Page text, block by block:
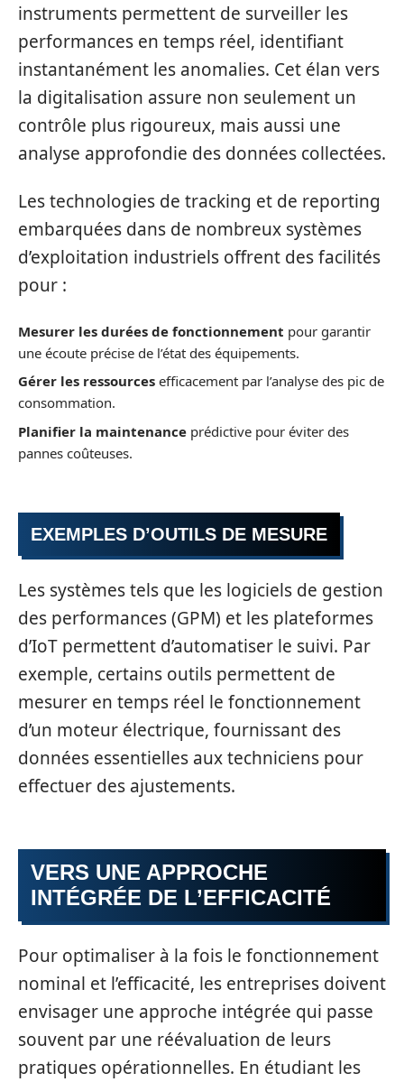
instruments permettent de surveiller les
performances en temps réel, identifiant
instantanément les anomalies. Cet élan vers
la digitalisation assure non seulement un
contrôle plus rigoureux, mais aussi une
analyse approfondie des données collectées.
Les technologies de tracking et de reporting
embarquées dans de nombreux systèmes
d’exploitation industriels offrent des facilités
pour :
Mesurer les durées de fonctionnement pour garantir
une écoute précise de l’état des équipements.
Gérer les ressources efficacement par l’analyse des pic de
consommation.
Planifier la maintenance prédictive pour éviter des
pannes coûteuses.
EXEMPLES D’OUTILS DE MESURE
Les systèmes tels que les logiciels de gestion
des performances (GPM) et les plateformes
d’IoT permettent d’automatiser le suivi. Par
exemple, certains outils permettent de
mesurer en temps réel le fonctionnement
d’un moteur électrique, fournissant des
données essentielles aux techniciens pour
effectuer des ajustements.
VERS UNE APPROCHE
INTÉGRÉE DE L’EFFICACITÉ
Pour optimaliser à la fois le fonctionnement
nominal et l’efficacité, les entreprises doivent
envisager une approche intégrée qui passe
souvent par une réévaluation de leurs
pratiques opérationnelles. En étudiant les